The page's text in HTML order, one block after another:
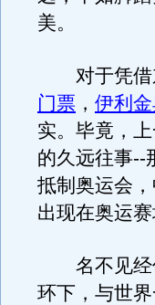
美。
对于凭借
门票 ， 伊利
实。毕竟，
的久远往事--
抵制奥运会
出现在奥运赛
名不见经
环下，与世